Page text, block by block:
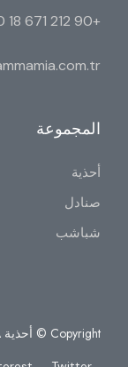
+90 212 671 18 60
المجموعة
أحذية
صنادل
شباشب
Copyright © أحذية MAMMAMIA. جميع الحقوق محفوظة.